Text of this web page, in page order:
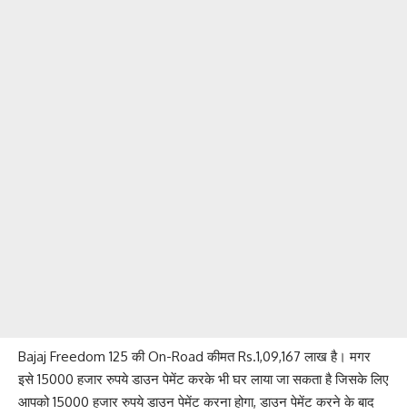
Bajaj Freedom 125 की On-Road कीमत Rs.1,09,167 लाख है। मगर
इसे 15000 हजार रुपये डाउन पेमेंट करके भी घर लाया जा सकता है जिसके लिए
आपको 15000 हजार रुपये डाउन पेमेंट करना होगा, डाउन पेमेंट करने के बाद